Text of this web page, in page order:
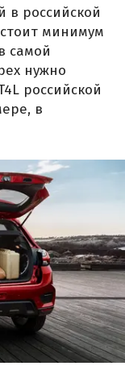
в российской
минимум
самой
нужно
российской
в